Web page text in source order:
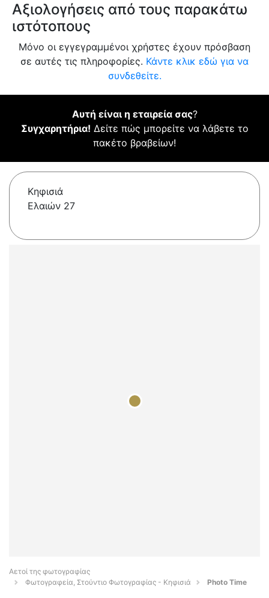
Αξιολογήσεις από τους παρακάτω
ιστότοπους
Μόνο οι εγγεγραμμένοι χρήστες έχουν πρόσβαση
σε αυτές τις πληροφορίες. Κάντε κλικ εδώ για να
συνδεθείτε.
Αυτή είναι η εταιρεία σας?
Συγχαρητήρια! Δείτε πώς μπορείτε να λάβετε το
πακέτο βραβείων!
Κηφισιά
Ελαιών 27
Αετοί της φωτογραφίας
Φωτογραφεία, Στούντιο Φωτογραφίας - Κηφισιά
Photo Time